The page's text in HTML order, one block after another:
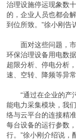
治理设施停运现象数
的，企业人员也都会
到位所致。”徐小刚告
面对这些问题，市
环保治理设备用电数
超限分析、停电分析
速、空转、降频等异常
“通过在企业的产污
能电力采集模块，我
络与云平台的连接精
每台设备的运行参数
行。”徐小刚介绍说，